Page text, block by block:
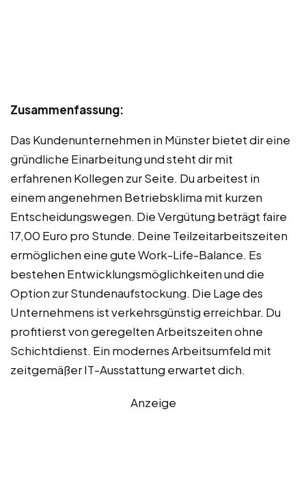
Zusammenfassung:
Das Kundenunternehmen in Münster bietet dir eine
gründliche Einarbeitung und steht dir mit
erfahrenen Kollegen zur Seite. Du arbeitest in
einem angenehmen Betriebsklima mit kurzen
Entscheidungswegen. Die Vergütung beträgt faire
17,00 Euro pro Stunde. Deine Teilzeitarbeitszeiten
ermöglichen eine gute Work-Life-Balance. Es
bestehen Entwicklungsmöglichkeiten und die
Option zur Stundenaufstockung. Die Lage des
Unternehmens ist verkehrsgünstig erreichbar. Du
profitierst von geregelten Arbeitszeiten ohne
Schichtdienst. Ein modernes Arbeitsumfeld mit
zeitgemäßer IT-Ausstattung erwartet dich.
Anzeige